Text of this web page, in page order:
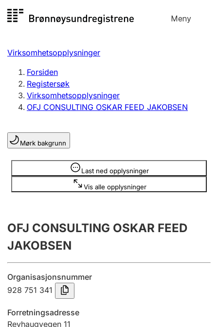
til
Meny
Registersøk
Aksjeselskap
Enkeltpersonforetak
Registrere, endre, slette
Lag og forening
Registrere, endre, slette
Årsregnskap
Innsending og forsinkelsesgebyr
Tinglysing
Jeger
Virksomhetsopplysninger
Forsiden
Registersøk
Virksomhetsopplysninger
OFJ CONSULTING OSKAR FEED JAKOBSEN
Mørk bakgrunn
Last ned opplysninger
Vis alle opplysninger
Opplysninger er skjult
OFJ CONSULTING OSKAR FEED
JAKOBSEN
Organisasjonsnummer
928 751 341
Forretningsadresse
Revhaugvegen 11